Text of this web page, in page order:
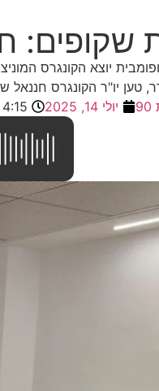
שקופים:
יוצא הקונגרס
יולי 14, 2025 4:15 pm